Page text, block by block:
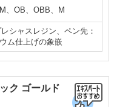
、OB、OBB、M
シャスレジン、ペン先：
ム仕上げの象嵌
ク ゴールド